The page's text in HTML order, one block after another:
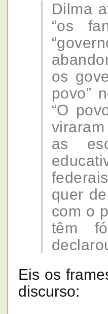
Dilma
“os
os
povo”
“O
as
quer
com o
têm
Eis os
discurso: